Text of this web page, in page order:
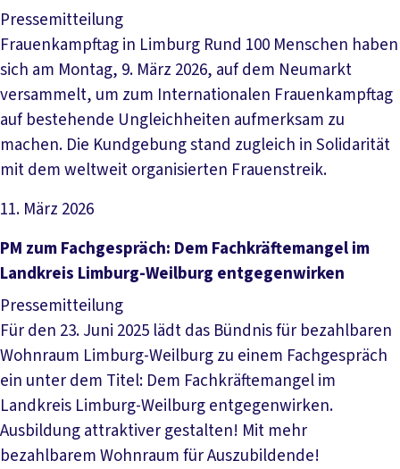
Pressemitteilung
Frauenkampftag in Limburg Rund 100 Menschen haben
sich am Montag, 9. März 2026, auf dem Neumarkt
versammelt, um zum Internationalen Frauenkampftag
auf bestehende Ungleichheiten aufmerksam zu
machen. Die Kundgebung stand zugleich in Solidarität
mit dem weltweit organisierten Frauenstreik.
11. März 2026
Artikel lesen
PM zum Fachgespräch: Dem Fachkräftemangel im
Landkreis Limburg-Weilburg entgegenwirken
Pressemitteilung
Für den 23. Juni 2025 lädt das Bündnis für bezahlbaren
Wohnraum Limburg-Weilburg zu einem Fachgespräch
ein unter dem Titel: Dem Fachkräftemangel im
Landkreis Limburg-Weilburg entgegenwirken.
Ausbildung attraktiver gestalten! Mit mehr
bezahlbarem Wohnraum für Auszubildende!